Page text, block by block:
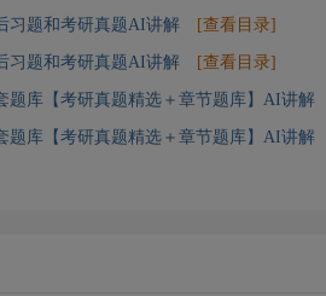
习题和考研真题AI讲解 [查看目录]
习题和考研真题AI讲解 [查看目录]
题库【考研真题精选＋章节题库】AI讲解
题库【考研真题精选＋章节题库】AI讲解